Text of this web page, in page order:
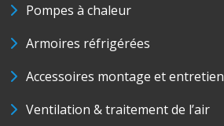
Pompes à chaleur
Armoires réfrigérées
Accessoires montage et entretien
Ventilation & traitement de l’air